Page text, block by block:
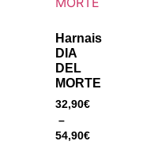
Harnais
DIA
DEL
MORTE
32,90€
–
54,90€